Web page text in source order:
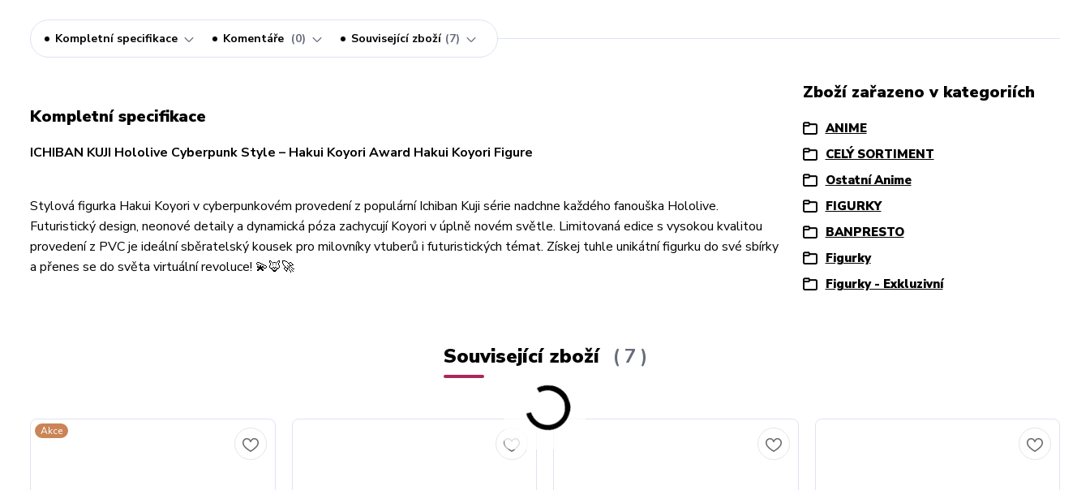
Kompletní specifikace Komentáře 0 Související zboží 7
Kompletní specifikace
ICHIBAN KUJI Hololive Cyberpunk Style – Hakui Koyori Award Hakui Koyori Figure
Stylová figurka Hakui Koyori v cyberpunkovém provedení z populární Ichiban Kuji série nadchne každého fanouška Hololive.
Futuristický design, neonové detaily a dynamická póza zachycují Koyori v úplně novém světle. Limitovaná edice s vysokou kvalitou
provedení z PVC je ideální sběratelský kousek pro milovníky vtuberů i futuristických témat. Získej tuhle unikátní figurku do své sbírky
a přenes se do světa virtuální revoluce! 💫🦊🚀
Zboží zařazeno v kategoriích
ANIME
CELÝ SORTIMENT
Ostatní Anime
FIGURKY
BANPRESTO
Figurky
Figurky - Exkluzivní
Související zboží 7
Akce